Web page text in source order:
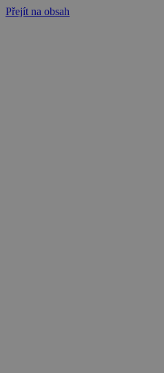
Přejít na obsah